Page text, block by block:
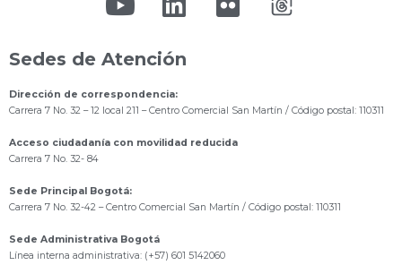
Sedes de Atención
Dirección de correspondencia:
Carrera 7 No. 32 – 12 local 211 – Centro Comercial San Martín / Código postal: 110311
Acceso ciudadanía con movilidad reducida
Carrera 7 No. 32- 84
Sede Principal Bogotá:
Carrera 7 No. 32-42 – Centro Comercial San Martín / Código postal: 110311
Sede Administrativa Bogotá
Línea interna administrativa: (+57) 601 5142060